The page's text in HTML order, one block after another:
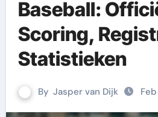
Baseball:
Scoring,
Statistieken
By Jasper van Dijk